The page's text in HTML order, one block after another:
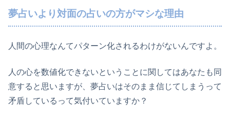
夢占いより対面の占いの方がマシな理由
人間の心理なんてパターン化されるわけがないんですよ。
人の心を数値化できないということに関してはあなたも同
意すると思いますが、夢占いはそのまま信じてしまうって
矛盾しているって気付いていますか？